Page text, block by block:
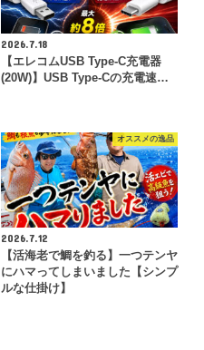
2026.7.18
【エレコムUSB Type-C充電器
(20W)】USB Type-Cの充電速…
オススメの逸品
2026.7.12
【活海老で鯛を釣る】一つテンヤ
にハマってしまいました【シンプ
ルな仕掛け】